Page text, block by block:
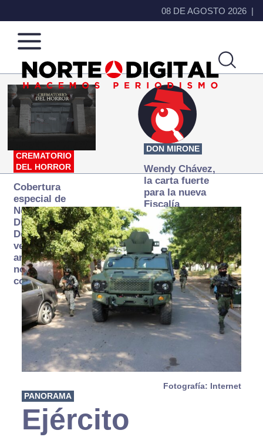
08 DE AGOSTO 2026
Norte
de
Ciudad
Más
que
noticias,
hacemos periodismo
CREMATORIO
DEL HORROR
Cobertura
especial de
Norte
Digital:
Donde la
verdad
arde… pero
no se
consume
DON MIRONE
Wendy Chávez,
la carta fuerte
para la nueva
Fiscalía
autónoma
Fotografía: Internet
PANORAMA
Ejército